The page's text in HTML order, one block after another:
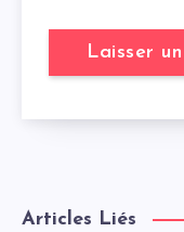
Articles Liés